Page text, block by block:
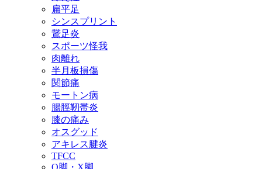
扁平足
シンスプリント
鵞足炎
スポーツ怪我
肉離れ
半月板損傷
関節痛
モートン病
腸脛靭帯炎
膝の痛み
オスグッド
アキレス腱炎
TFCC
O脚・X脚